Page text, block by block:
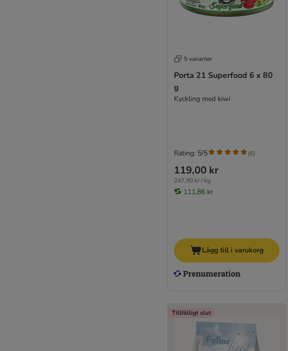
5 varianter
Porta 21 Superfood 6 x 80
g
Kyckling med kiwi
119,00 kr
247,90 kr / kg
111,86 kr
Rating: 5/5 (6)
Lägg till i varukorg
Tillfälligt slut